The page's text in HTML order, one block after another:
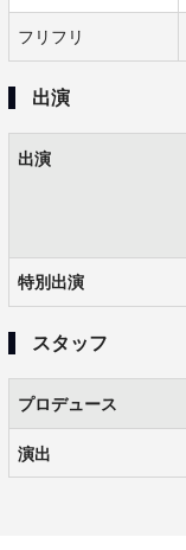
フリフリ
出演
出演
特別出演
スタッフ
プロデュース
演出